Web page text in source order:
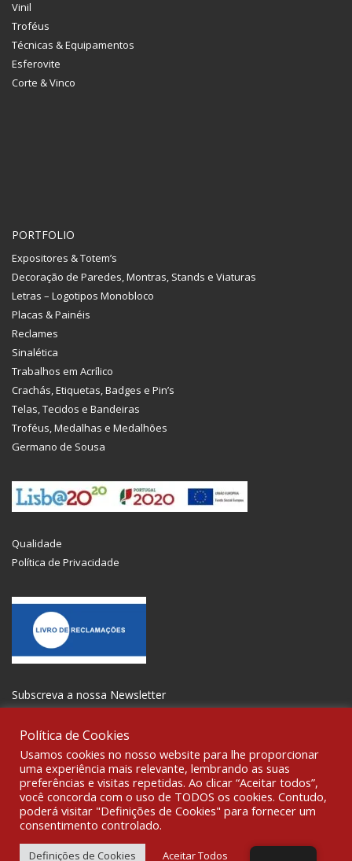
Vinil
Troféus
Técnicas & Equipamentos
Esferovite
Corte & Vinco
PORTFOLIO
Expositores & Totem’s
Decoração de Paredes, Montras, Stands e Viaturas
Letras – Logotipos Monobloco
Placas & Painéis
Reclames
Sinalética
Trabalhos em Acrílico
Crachás, Etiquetas, Badges e Pin’s
Telas, Tecidos e Bandeiras
Troféus, Medalhas e Medalhões
Germano de Sousa
Qualidade
Política de Privacidade
Subscreva a nossa Newsletter
SOCIALIZE
© 2021 All rights reserved Gravoplot-Gravação,Impressão e
Sinalética Lda. WebDesign:
Fibra Design.
Política de Cookies
Usamos cookies no nosso website para lhe proporcionar
uma experiência mais relevante, lembrando as suas
preferências e visitas repetidas. Ao clicar “Aceitar todos”,
você concorda com o uso de TODOS os cookies. Contudo,
poderá visitar "Definições de Cookies" para fornecer um
consentimento controlado.
Definições de Cookies Aceitar Todos